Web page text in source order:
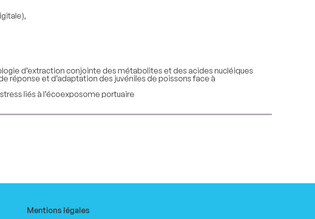
d’extraction conjointe des métabolites et des acides nucléiques
réponse et d’adaptation des juvéniles de poissons face à
liés à l’écoexposome portuaire
Mentions légales